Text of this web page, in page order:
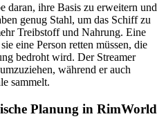
daran, ihre Basis zu erweitern und
genug Stahl, um das Schiff zu
Treibstoff und Nahrung. Eine
eine Person retten müssen, die
bedroht wird. Der Streamer
während er auch
sammelt.
Planung in RimWorld